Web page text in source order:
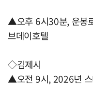
▲오후 6시30분, 운봉
브데이호텔
◇김제시
▲오전 9시, 2026년 스